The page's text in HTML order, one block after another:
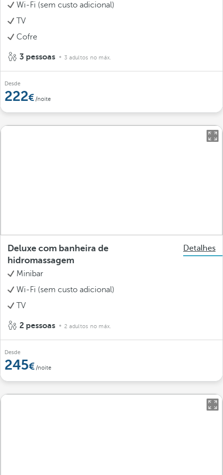
Wi-Fi (sem custo adicional)
TV
Cofre
3 pessoas 3 adultos no máx.
Desde
222 /noite
Deluxe com banheira de
hidromassagem
Detalhes
Minibar
Wi-Fi (sem custo adicional)
TV
2 pessoas 2 adultos no máx.
Desde
245 /noite